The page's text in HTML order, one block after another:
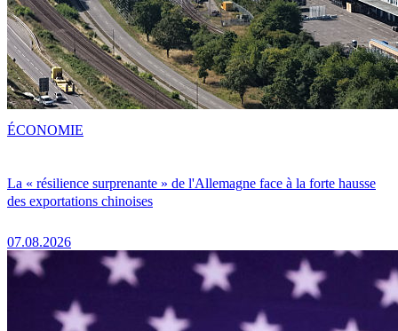
La « résilience surprenante » de l'Allemagne face à la forte hausse
des exportations chinoises
07.08.2026
ÉCONOMIE